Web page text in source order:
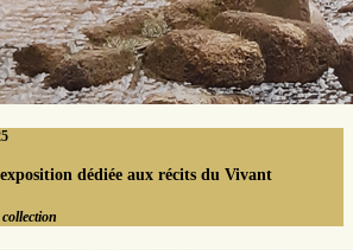
dédiée aux récits du Vivant